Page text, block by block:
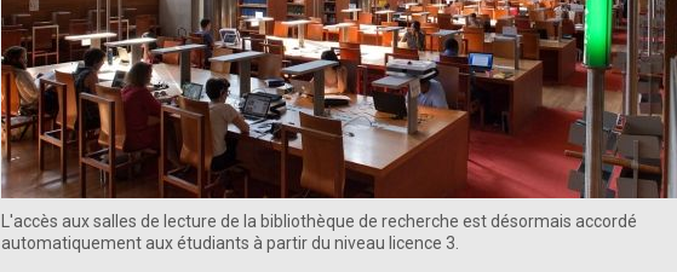
L'accès aux salles de lecture de la bibliothèque de recherche est désormais accordé
automatiquement aux étudiants à partir du niveau licence 3.